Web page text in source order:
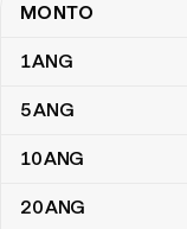
Tabla de conversión
MONTO
1ANG
5ANG
10ANG
20ANG